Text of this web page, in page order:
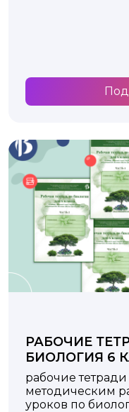
РАБОЧИЕ
БИОЛОГИЯ 6
рабочие
методическим
уроков по